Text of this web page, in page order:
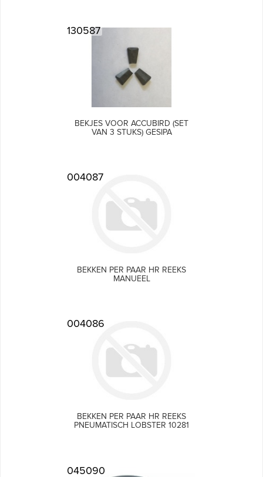
130587
BEKJES VOOR ACCUBIRD (SET
VAN 3 STUKS) GESIPA
004087
BEKKEN PER PAAR HR REEKS
MANUEEL
004086
BEKKEN PER PAAR HR REEKS
PNEUMATISCH LOBSTER 10281
045090